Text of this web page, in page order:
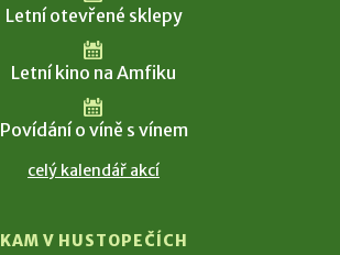
Letní otevřené sklepy
Letní kino na Amfiku
Povídání o víně s vínem
celý kalendář akcí
KAM V HUSTOPEČÍCH